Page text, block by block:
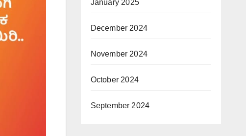
January 2025
December 2024
November 2024
October 2024
September 2024